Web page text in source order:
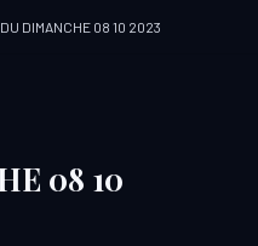
DIMANCHE 08 10 2023
08 10